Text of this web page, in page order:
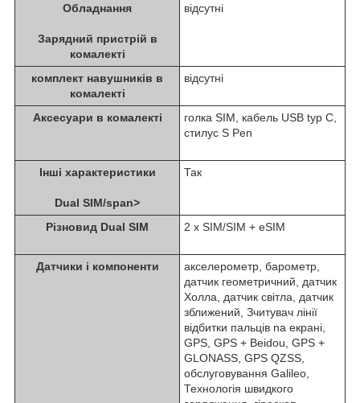
Обладнання
Зарядний пристрій в
комалекті
відсутні
комплект навушників в
комалекті
відсутні
Аксесуари в комалекті
голка SIM, кабель USB typ C,
стилус S Pen
Інші характеристики
Dual SIM/span>
Так
Різновид Dual SIM 2 x SIM/SIM + eSIM
Датчики i компоненти
акселерометр, барометр,
датчик геометричний, датчик
Холла, датчик світла, датчик
зближений, Зчитувач лінії
відбитки пальців na екрані,
GPS, GPS + Beidou, GPS +
GLONASS, GPS QZSS,
обслуговування Galileo,
Технологія швидкого